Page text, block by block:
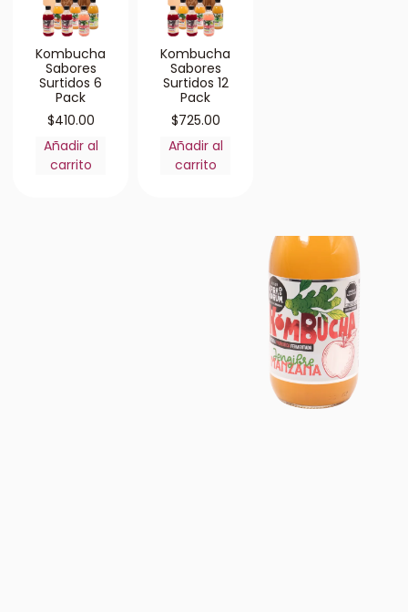
Kombucha
Sabores
Surtidos 6
Pack
$410.00
Añadir al
carrito
Kombucha
Sabores
Surtidos 12
Pack
$725.00
Añadir al
carrito